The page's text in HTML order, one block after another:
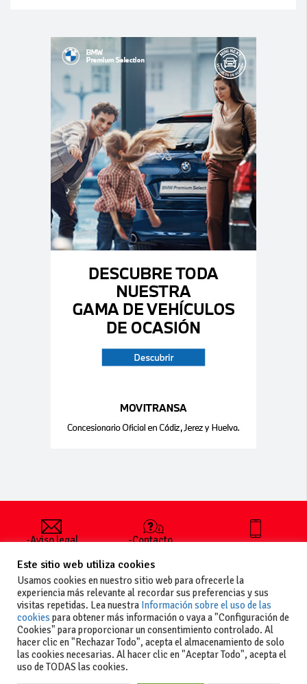
-Aviso legal
generales
de uso
-Política de
privacidad
-Política de
cookies
-Contacto
publicar un
anuncio
-Vende+
+34 627 35
Este sitio web utiliza cookies
Usamos cookies en nuestro sitio web para ofrecerle la
experiencia más relevante al recordar sus preferencias y sus
visitas repetidas. Lea nuestra Información sobre el uso de las
cookies para obtener más información o vaya a "Configuración de
Cookies" para proporcionar un consentimiento controlado. Al
hacer clic en "Rechazar Todo", acepta el almacenamiento de solo
las cookies necesarias. Al hacer clic en "Aceptar Todo", acepta el
uso de TODAS las cookies.